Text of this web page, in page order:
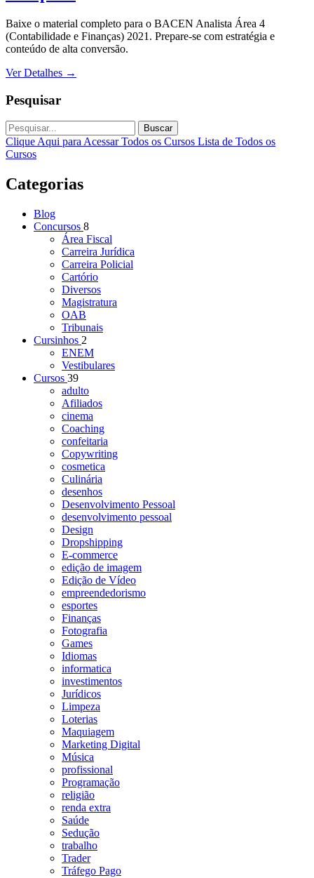
Baixe o material completo para o BACEN Analista Área 4
(Contabilidade e Finanças) 2021. Prepare-se com estratégia e
conteúdo de alta conversão.
Ver Detalhes →
Pesquisar
Buscar
Clique Aqui para Acessar Todos os Cursos Lista de Todos os
Cursos
Categorias
Blog
Concursos 8
Área Fiscal
Carreira Jurídica
Carreira Policial
Cartório
Diversos
Magistratura
OAB
Tribunais
Cursinhos 2
ENEM
Vestibulares
Cursos 39
adulto
Afiliados
cinema
Coaching
confeitaria
Copywriting
cosmetica
Culinária
desenhos
Desenvolvimento Pessoal
desenvolvimento pessoal
Design
Dropshipping
E-commerce
edição de imagem
Edição de Vídeo
empreendedorismo
esportes
Finanças
Fotografia
Games
Idiomas
informatica
investimentos
Jurídicos
Limpeza
Loterias
Maquiagem
Marketing Digital
Música
profissional
Programação
religião
renda extra
Saúde
Sedução
trabalho
Trader
Tráfego Pago